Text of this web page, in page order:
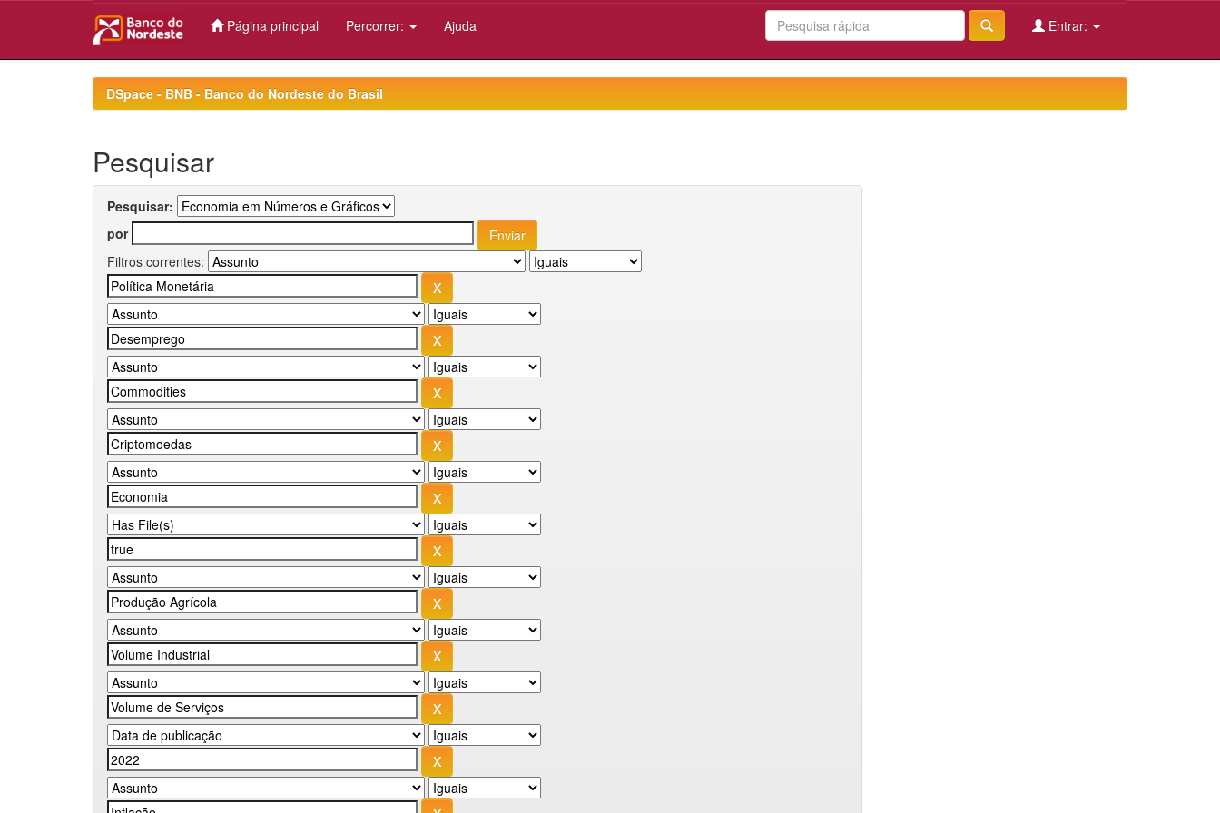
Página principal Percorrer: Ajuda Entrar:
DSpace - BNB - Banco do Nordeste do Brasil
Pesquisar
Pesquisar:
por
Filtros correntes: